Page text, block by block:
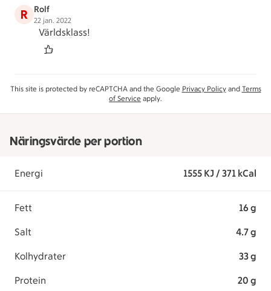
R Rolf
22 jan. 2022
Världsklass!
This site is protected by reCAPTCHA and the Google Privacy Policyand Terms
of Service apply.
Näringsvärde per portion
Energi 1555 KJ / 371 kCal
Fett 16 g
Salt 4.7 g
Kolhydrater 33 g
Protein 20 g